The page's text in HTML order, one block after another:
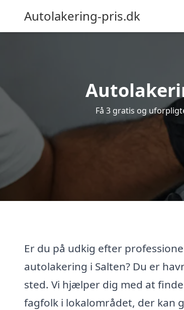
Autolakering-pris.dk
Få 3 gratis og
Er du på udkig efter
autolakering i Salten? Du er
sted. Vi hjælper dig med at
fagfolk i lokalområdet, der kan